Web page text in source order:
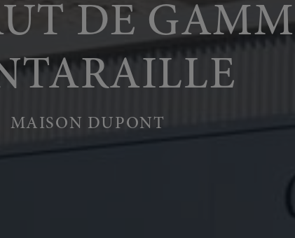
DE
MAISON DUPONT